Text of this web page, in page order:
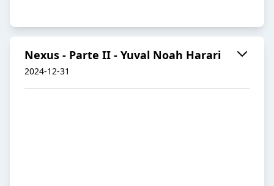
Nexus - Parte II - Yuval Noah Harari
2024-12-31